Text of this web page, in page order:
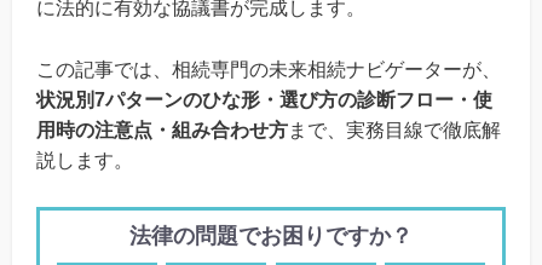
に法的に有効な協議書が完成します。
この記事では、相続専門の未来相続ナビゲーターが、
状況別7パターンのひな形・選び方の診断フロー・使
用時の注意点・組み合わせ方まで、実務目線で徹底解
説します。
法律の問題でお困りですか？